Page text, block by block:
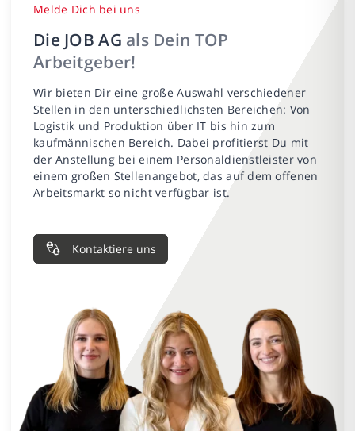
Melde Dich bei uns
Die JOB AG als Dein TOP
Arbeitgeber!
Wir bieten Dir eine große Auswahl verschiedener
Stellen in den unterschiedlichsten Bereichen: Von
Logistik und Produktion über IT bis hin zum
kaufmännischen Bereich. Dabei profitierst Du mit
der Anstellung bei einem Personaldienstleister von
einem großen Stellenangebot, das auf dem offenen
Arbeitsmarkt so nicht verfügbar ist.
Kontaktiere uns